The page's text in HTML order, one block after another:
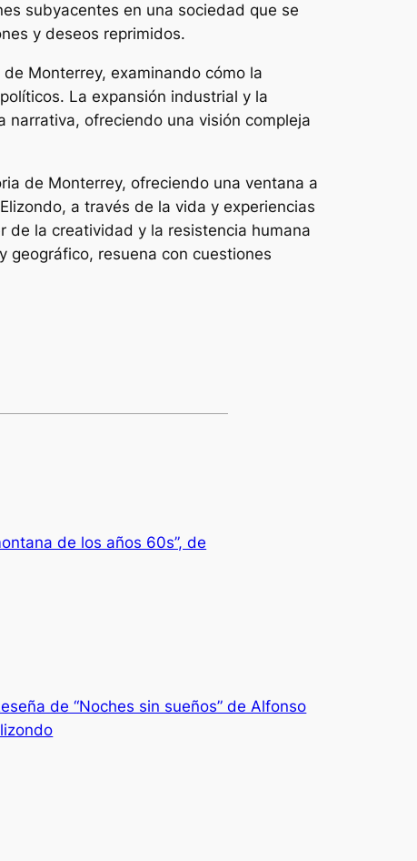
subyacentes en una sociedad que se
y deseos reprimidos.
Monterrey, examinando cómo la
La expansión industrial y la
ofreciendo una visión compleja
de Monterrey, ofreciendo una ventana a
a través de la vida y experiencias
la creatividad y la resistencia humana
geográfico, resuena con cuestiones
de los años 60s”, de
de “Noches sin sueños” de Alfonso